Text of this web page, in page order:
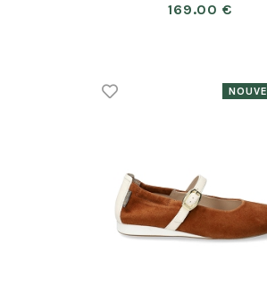
169.00 €